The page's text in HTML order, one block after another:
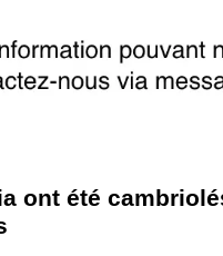
ont été